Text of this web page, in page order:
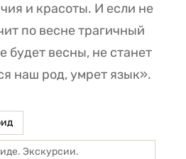
и красоты. И если не
по весне трагичный
будет весны, не станет
наш род, умрет язык».
Экскурсии.